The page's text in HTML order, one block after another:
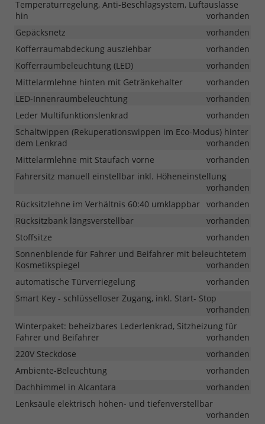
Temperaturregelung, Anti-Beschlagsystem, Luftauslässe
hin
vorhanden
Gepäcksnetz
vorhanden
Kofferraumabdeckung ausziehbar
vorhanden
Kofferraumbeleuchtung (LED)
vorhanden
Mittelarmlehne hinten mit Getränkehalter
vorhanden
LED-Innenraumbeleuchtung
vorhanden
Leder Multifunktionslenkrad
vorhanden
Schaltwippen (Rekuperationswippen im Eco-Modus) hinter
dem Lenkrad
vorhanden
Mittelarmlehne mit Staufach vorne
vorhanden
Fahrersitz manuell einstellbar inkl. Höheneinstellung
vorhanden
Rücksitzlehne im Verhältnis 60:40 umklappbar vorhanden
Rücksitzbank längsverstellbar
vorhanden
Stoffsitze
vorhanden
Sonnenblende für Fahrer und Beifahrer mit beleuchtetem
Kosmetikspiegel
vorhanden
automatische Türverriegelung
vorhanden
Smart Key - schlüsselloser Zugang, inkl. Start- Stop
vorhanden
Winterpaket: beheizbares Lederlenkrad, Sitzheizung für
Fahrer und Beifahrer
vorhanden
220V Steckdose
vorhanden
Ambiente-Beleuchtung
vorhanden
Dachhimmel in Alcantara
vorhanden
Lenksäule elektrisch höhen- und tiefenverstellbar
vorhanden